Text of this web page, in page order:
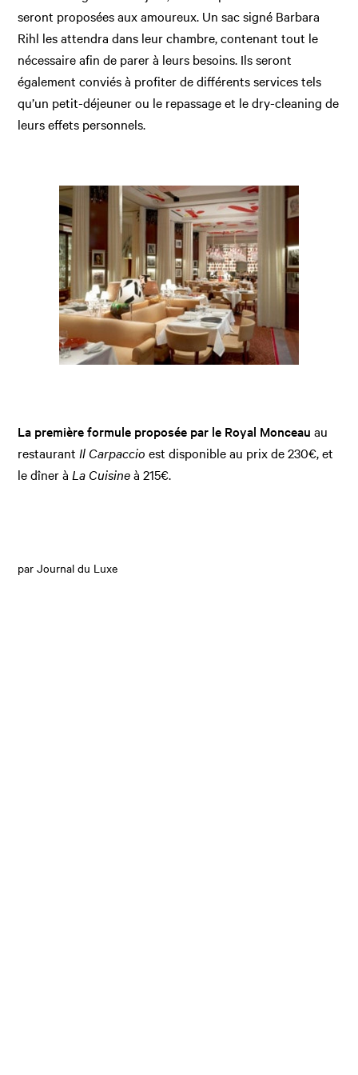
seront proposées aux amoureux. Un sac signé Barbara
Rihl les attendra dans leur chambre, contenant tout le
nécessaire afin de parer à leurs besoins. Ils seront
également conviés à profiter de différents services tels
qu’un petit-déjeuner ou le repassage et le dry-cleaning de
leurs effets personnels.
La première formule proposée par le Royal Monceau au
restaurant Il Carpaccio est disponible au prix de 230€, et
le dîner à La Cuisineà 215€.
par Journal du Luxe